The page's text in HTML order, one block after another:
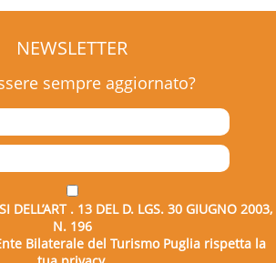
NEWSLETTER
sempre aggiornato?
DELL’ART . 13 DEL D. LGS. 30 GIUGNO 2003,
N. 196
Bilaterale del Turismo Puglia rispetta la